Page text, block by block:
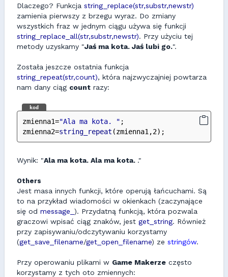
Dlaczego? Funkcja string_replace(str,substr,newstr)
zamienia pierwszy z brzegu wyraz. Do zmiany
wszystkich fraz w jednym ciągu używa się funkcji
string_replace_all(str,substr,newstr). Przy użyciu tej
metody uzyskamy "Jaś ma kota. Jaś lubi go.".
Została jeszcze ostatnia funkcja
string_repeat(str,count), która najzwyczajniej powtarza
nam dany ciąg count razy:
kod
zmienna1="Ala ma kota. " ;
zmienna2=string_repeat (zmienna1,2);
Wynik: "Ala ma kota. Ala ma kota. ."
Others
Jest masa innych funkcji, które operują łańcuchami. Są
to na przykład wiadomości w okienkach (zaczynające
się od message_ ). Przydatną funkcją, która pozwala
graczowi wpisać ciąg znaków, jest get_string. Również
przy zapisywaniu/odczytywaniu korzystamy
(get_save_filename/get_open_filename) ze stringów.
Przy operowaniu plikami w Game Makerze często
korzystamy z tych oto zmiennych: